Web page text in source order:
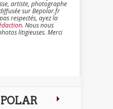
artiste, photographe
sur Bepolar.fr
respectés, ayez la
. Nous nous
litigieuses. Merci